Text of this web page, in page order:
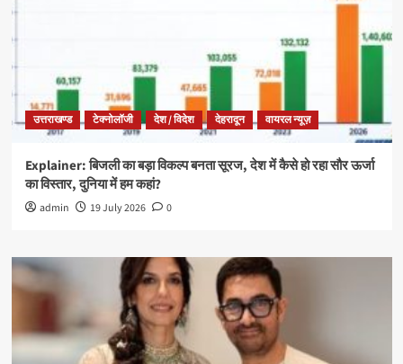
उत्तराखण्ड टेक्नोलॉजी देश / विदेश देहरादून वायरल न्यूज़
Explainer: बिजली का बड़ा विकल्प बनता सूरज, देश में कैसे हो रहा सौर ऊर्जा
का विस्तार, दुनिया में हम कहां?
admin 19 July 2026 0